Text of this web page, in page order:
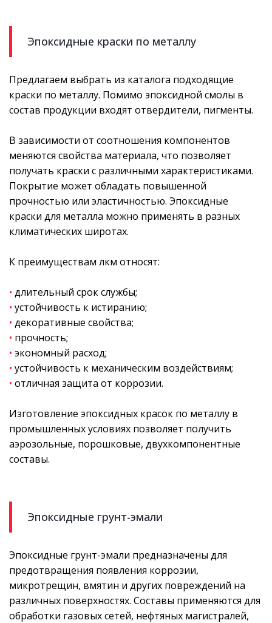
Эпоксидные краски по металлу
Предлагаем выбрать из каталога подходящие
краски по металлу. Помимо эпоксидной смолы в
состав продукции входят отвердители, пигменты.
В зависимости от соотношения компонентов
меняются свойства материала, что позволяет
получать краски с различными характеристиками.
Покрытие может обладать повышенной
прочностью или эластичностью. Эпоксидные
краски для металла можно применять в разных
климатических широтах.
К преимуществам лкм относят:
• длительный срок службы;
• устойчивость к истиранию;
• декоративные свойства;
• прочность;
• экономный расход;
• устойчивость к механическим воздействиям;
• отличная защита от коррозии.
Изготовление эпоксидных красок по металлу в
промышленных условиях позволяет получить
аэрозольные, порошковые, двухкомпонентные
составы.
Эпоксидные грунт-эмали
Эпоксидные грунт-эмали предназначены для
предотвращения появления коррозии,
микротрещин, вмятин и других повреждений на
различных поверхностях. Составы применяются для
обработки газовых сетей, нефтяных магистралей,